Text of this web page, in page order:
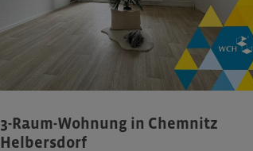
3-Raum-Wohnung in Chemnitz
Helbersdorf